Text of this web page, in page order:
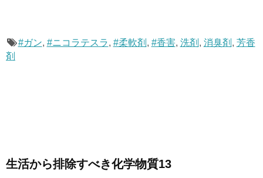
#ガン, #ニコラテスラ, #柔軟剤 , #香害, 洗剤 , 消臭剤 , 芳香
剤
生活から排除すべき化学物質13